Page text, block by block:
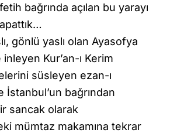
bağrında açılan bu yarayı
gönlü yaslı olan Ayasofya
Kur’an-ı Kerim
süsleyen ezan-ı
İstanbul’un bağrından
sancak olarak
mümtaz makamına tekrar